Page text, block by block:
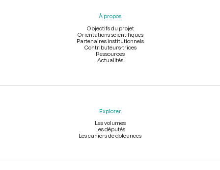
À propos
Objectifs du projet
Orientations scientifiques
Partenaires institutionnels
Contributeurs-trices
Ressources
Actualités
Explorer
Les volumes
Les députés
Les cahiers de doléances